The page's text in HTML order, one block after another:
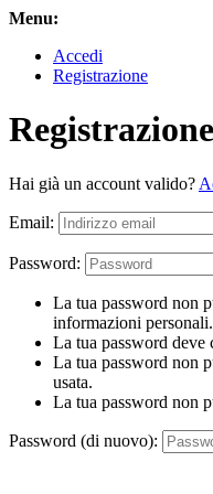
Menu:
Accedi
Registrazione
Registrazione
Hai già un account valido?
Email:
Password:
La tua password non
informazioni personali.
La tua password deve
La tua password non
usata.
La tua password non
Password (di nuovo):